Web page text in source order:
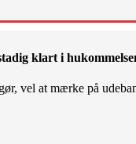
klart i
vel at mærke på